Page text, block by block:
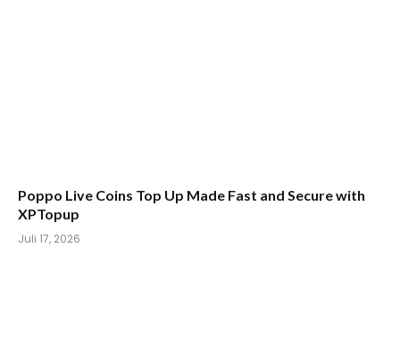
Poppo Live Coins Top Up Made Fast and Secure with
XPTopup
Juli 17, 2026